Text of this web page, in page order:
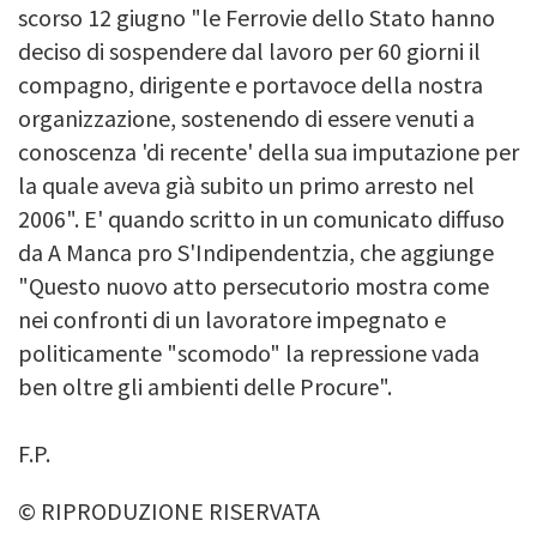
scorso 12 giugno "le Ferrovie dello Stato hanno
deciso di sospendere dal lavoro per 60 giorni il
compagno, dirigente e portavoce della nostra
organizzazione, sostenendo di essere venuti a
conoscenza 'di recente' della sua imputazione per
la quale aveva già subito un primo arresto nel
2006". E' quando scritto in un comunicato diffuso
da A Manca pro S'Indipendentzia, che aggiunge
"Questo nuovo atto persecutorio mostra come
nei confronti di un lavoratore impegnato e
politicamente "scomodo" la repressione vada
ben oltre gli ambienti delle Procure".
F.P.
© RIPRODUZIONE RISERVATA